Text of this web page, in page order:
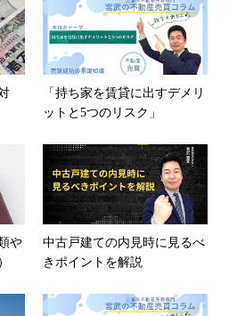
「持ち家を賃貸に出すデメリ
ットと5つのリスク」
や
中古戸建ての内見時に見るべ
きポイントを解説